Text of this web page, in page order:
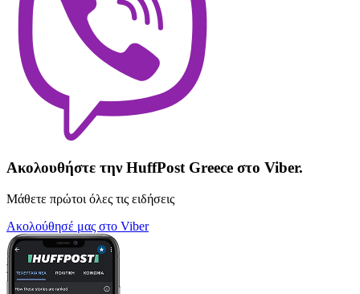
Ακολουθήστε την HuffPost Greece στο Viber.
Μάθετε πρώτοι όλες τις ειδήσεις
Ακολούθησέ μας στο Viber